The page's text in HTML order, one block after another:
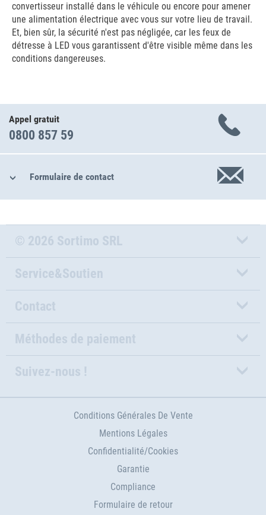
convertisseur installé dans le véhicule ou encore pour amener
une alimentation électrique avec vous sur votre lieu de travail.
Et, bien sûr, la sécurité n'est pas négligée, car les feux de
détresse à LED vous garantissent d'être visible même dans les
conditions dangereuses.
Appel gratuit
0800 857 59
Formulaire de contact
© 2026 Sortimo SRL
Service&Soutien
Contact
Méthodes de paiement
Suivez-nous !
Conditions Générales De Vente
Mentions Légales
Confidentialité/Cookies
Garantie
Compliance
Formulaire de retour